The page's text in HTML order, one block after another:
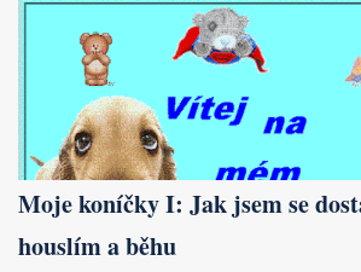
Moje koníčky I: Jak jsem se
houslím a běhu